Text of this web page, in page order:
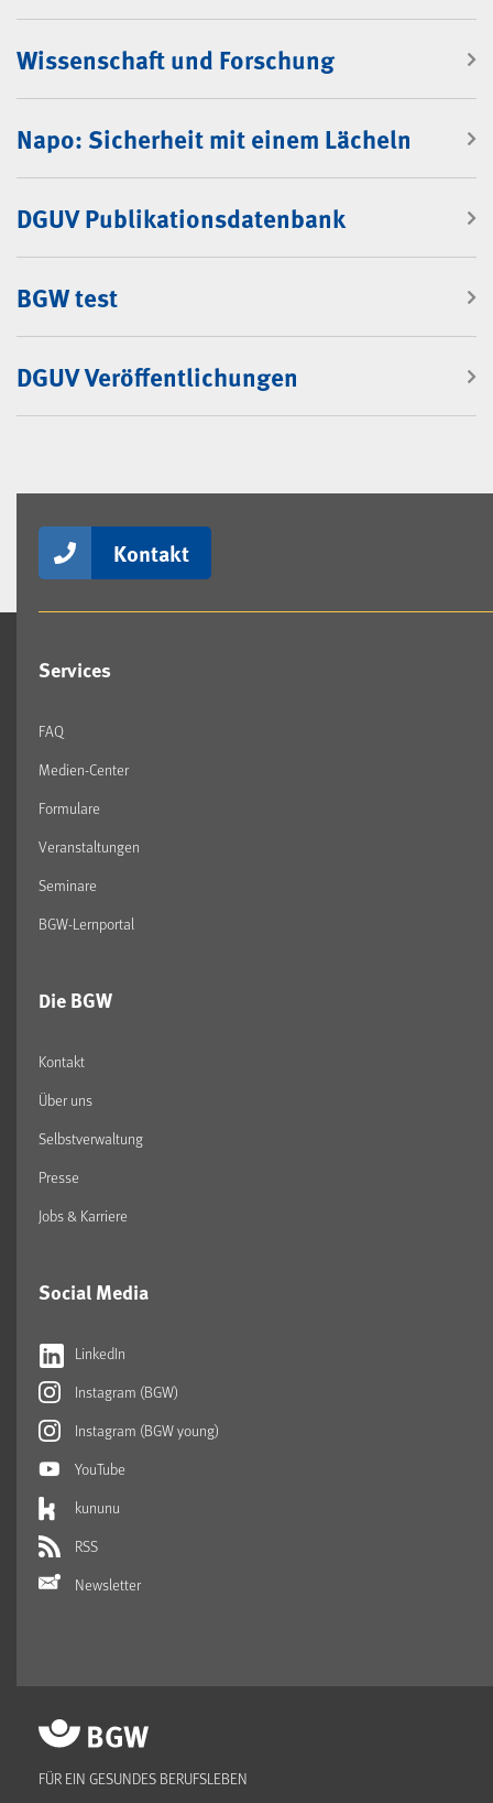
Wissenschaft und Forschung
Napo: Sicherheit mit einem Lächeln
DGUV Publikationsdatenbank
BGW test
DGUV Veröffentlichungen
Kontakt
Services
FAQ
Medien-Center
Formulare
Veranstaltungen
Seminare
BGW-Lernportal
Die BGW
Kontakt
Über uns
Selbstverwaltung
Presse
Jobs & Karriere
Social Media
LinkedIn
Instagram (BGW)
Instagram (BGW young)
YouTube
kununu
RSS
Newsletter
FÜR EIN GESUNDES BERUFSLEBEN